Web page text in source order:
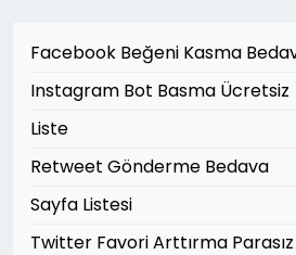
Facebook Beğeni Kasma
Instagram Bot Basma Ücretsiz
Liste
Retweet Gönderme Bedava
Sayfa Listesi
Twitter Favori Arttırma Parasız